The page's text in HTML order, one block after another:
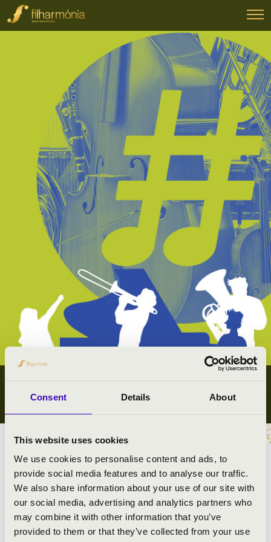
Consent Details About
This website uses cookies
We use cookies to personalise content and ads, to
provide social media features and to analyse our traffic.
We also share information about your use of our site with
our social media, advertising and analytics partners who
may combine it with other information that you’ve
provided to them or that they’ve collected from your use
TOLNA VÁRMEGYE
Megyei koncert lista
Összes ifjúsági koncert
#zeneóra ifjúsági kiajánló I.
#zeneóra ifjúsági kiajánló II.